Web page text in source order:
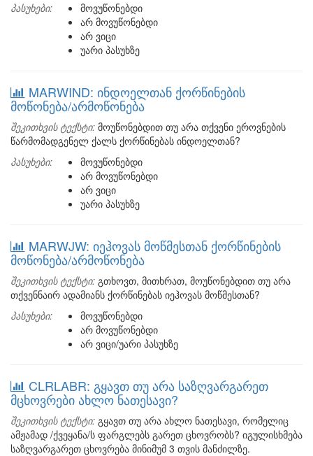
პასუხები:
მოვუწონებდი
არ მოვუწონებდი
არ ვიცი
უარი პასუხზე
MARWIND: ინდოელთან ქორწინების
მოწონება/არმოწონება
შეკითხვის ტექსტი: მოუწონებდით თუ არა თქვენი ეროვნების
წარმომადგენელ ქალს ქორწინებას ინდოელთან?
პასუხები:
მოვუწონებდი
არ მოვუწონებდი
არ ვიცი
უარი პასუხზე
MARWJW: იეჰოვას მოწმესთან ქორწინების
მოწონება/არმოწონება
შეკითხვის ტექსტი: გთხოვთ, მითხრათ, მოუწონებდით თუ არა
თქვენნაირ ადამიანს ქორწინებას იეჰოვას მოწმესთან?
პასუხები:
მოვუწონებდი
არ მოვუწონებდი
არ ვიცი/უარი პასუხზე
CLRLABR: გყავთ თუ არა საზღვარგარეთ
მცხოვრები ახლო ნათესავი?
შეკითხვის ტექსტი: გყავთ თუ არა ახლო ნათესავი, რომელიც
ამჟამად /ქვეყანა/ს ფარგლებს გარეთ ცხოვრობს? იგულისხმება
საზღვარგარეთ ცხოვრება მინიმუმ 3 თვის მანძილზე.